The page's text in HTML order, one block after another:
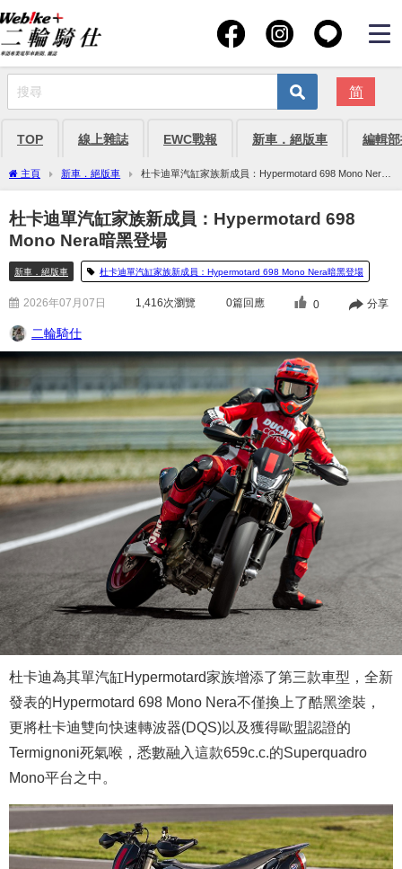
简
TOP 線上雜誌 EWC戰報 新車．絕版車 編輯
主頁 新車．絕版車
杜卡迪單汽缸家族新成員：Hypermotard 698 Mono Nera
暗黑登場
杜卡迪單汽缸家族新成員：Hypermotard 698
Mono Nera暗黑登場
新車．絕版車 杜卡迪單汽缸家族新成員：Hypermotard 698 Mono Nera暗黑登場
2026年07月07日 1,416次瀏覽 0篇回應 0 分享
二輪騎仕
杜卡迪為其單汽缸Hypermotard家族增添了第三款車型，全新
發表的Hypermotard 698 Mono Nera不僅換上了酷黑塗裝，
更將杜卡迪雙向快速轉波器(DQS)以及獲得歐盟認證的
Termignoni死氣喉，悉數融入這款659c.c.的Superquadro
Mono平台之中。